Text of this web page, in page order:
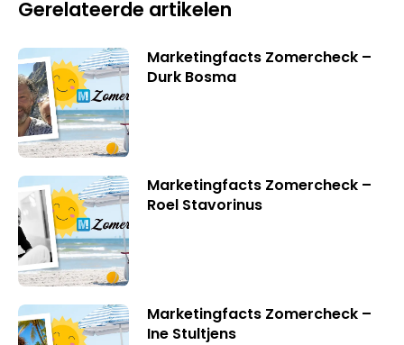
Gerelateerde artikelen
Marketingfacts Zomercheck –
Durk Bosma
Marketingfacts Zomercheck –
Roel Stavorinus
Marketingfacts Zomercheck –
Ine Stultjens